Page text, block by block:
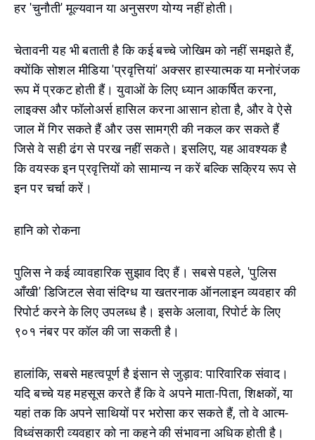
हर 'चुनौती' मूल्यवान या अनुसरण योग्य नहीं होती।
चेतावनी यह भी बताती है कि कई बच्चे जोखिम को नहीं समझते हैं,
क्योंकि सोशल मीडिया 'प्रवृत्तियां' अक्सर हास्यात्मक या मनोरंजक
रूप में प्रकट होती हैं। युवाओं के लिए ध्यान आकर्षित करना,
लाइक्स और फॉलोअर्स हासिल करना आसान होता है, और वे ऐसे
जाल में गिर सकते हैं और उस सामग्री की नकल कर सकते हैं
जिसे वे सही ढंग से परख नहीं सकते। इसलिए, यह आवश्यक है
कि वयस्क इन प्रवृत्तियों को सामान्य न करें बल्कि सक्रिय रूप से
इन पर चर्चा करें।
हानि को रोकना
पुलिस ने कई व्यावहारिक सुझाव दिए हैं। सबसे पहले, 'पुलिस
आँखी' डिजिटल सेवा संदिग्ध या खतरनाक ऑनलाइन व्यवहार की
रिपोर्ट करने के लिए उपलब्ध है। इसके अलावा, रिपोर्ट के लिए
९०१ नंबर पर कॉल की जा सकती है।
हालांकि, सबसे महत्वपूर्ण है इंसान से जुड़ाव: पारिवारिक संवाद।
यदि बच्चे यह महसूस करते हैं कि वे अपने माता-पिता, शिक्षकों, या
यहां तक कि अपने साथियों पर भरोसा कर सकते हैं, तो वे आत्म-
विध्वंसकारी व्यवहार को ना कहने की संभावना अधिक होती है।